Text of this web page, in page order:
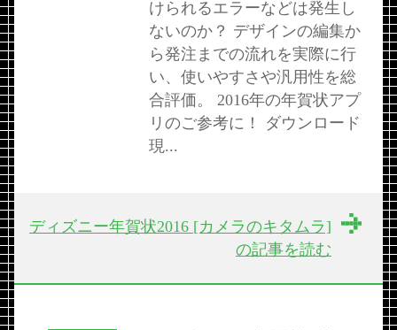
けられるエラーなどは発生し
ないのか？ デザインの編集か
ら発注までの流れを実際に行
い、使いやすさや汎用性を総
合評価。 2016年の年賀状アプ
リのご参考に！ ダウンロード
現...
ディズニー年賀状2016 [カメラのキタムラ]
の記事を読む